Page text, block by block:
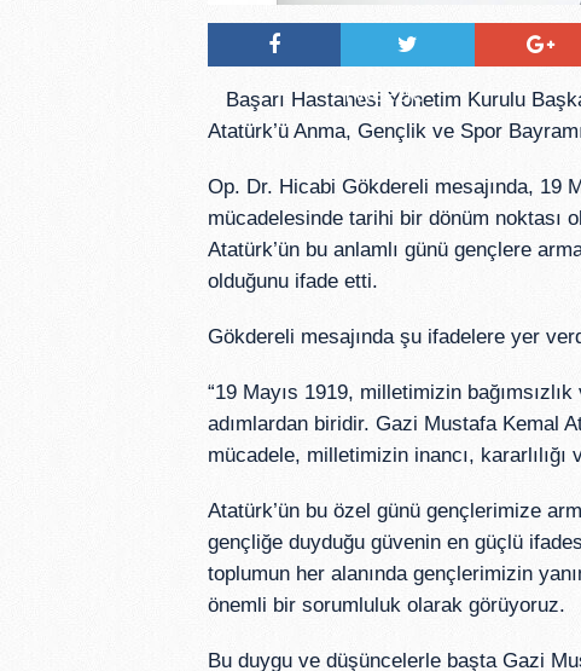
Tweetle
Başarı Hastanesi Yönetim Kurulu
Atatürk’ü Anma, Gençlik ve Spor
Op. Dr. Hicabi Gökdereli mesajında, 19
mücadelesinde tarihi bir dönüm noktası
Atatürk’ün bu anlamlı günü gençlere
olduğunu ifade etti.
Gökdereli mesajında şu ifadelere yer
“19 Mayıs 1919, milletimizin
adımlardan biridir. Gazi Mustafa Kemal
mücadele, milletimizin inancı, kararlılığı
Atatürk’ün bu özel günü gençlerimize
gençliğe duyduğu güvenin en güçlü
toplumun her alanında gençlerimizin
önemli bir sorumluluk olarak görüyoruz.
Bu duygu ve düşüncelerle başta Gazi